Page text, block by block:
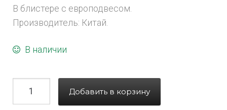
В блистере с европодвесом.
Производитель: Китай.
В наличии
Добавить в корзину